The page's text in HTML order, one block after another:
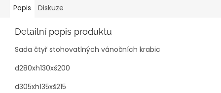
Popis Diskuze
Detailní popis produktu
Sada čtyř stohovatlných vánočních krabic
d280xh130xš200
d305xh135xš215